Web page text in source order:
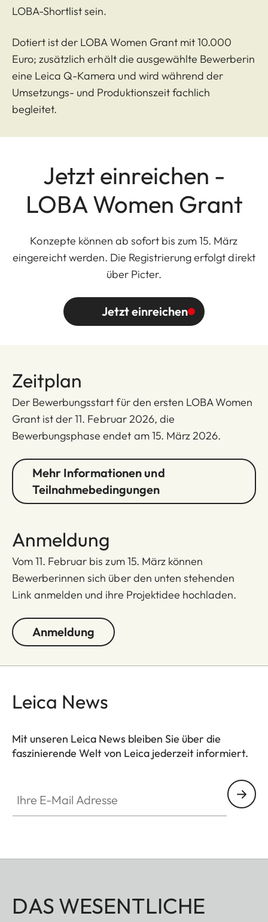
LOBA-Shortlist sein.
Dotiert ist der LOBA Women Grant mit 10.000
Euro; zusätzlich erhält die ausgewählte Bewerberin
eine Leica Q-Kamera und wird während der
Umsetzungs- und Produktionszeit fachlich
begleitet.
Jetzt einreichen -
LOBA Women Grant
Konzepte können ab sofort bis zum 15. März
eingereicht werden. Die Registrierung erfolgt direkt
über Picter.
Jetzt einreichen
Zeitplan
Der Bewerbungsstart für den ersten LOBA Women
Grant ist der 11. Februar 2026, die
Bewerbungsphase endet am 15. März 2026.
Mehr Informationen und
Teilnahmebedingungen
Anmeldung
Vom 11. Februar bis zum 15. März können
Bewerberinnen sich über den unten stehenden
Link anmelden und ihre Projektidee hochladen.
Anmeldung
Leica News
Mit unseren Leica News bleiben Sie über die
faszinierende Welt von Leica jederzeit informiert.
DAS WESENTLICHE